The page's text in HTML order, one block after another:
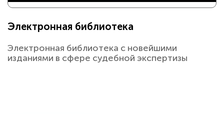
Электронная библиотека
Электронная библиотека с новейшими
изданиями в сфере судебной экспертизы